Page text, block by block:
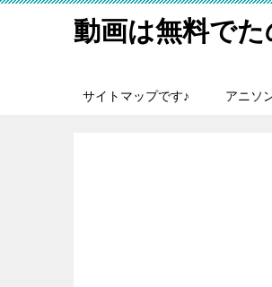
動画は無料で
サイトマップです♪ アニソ